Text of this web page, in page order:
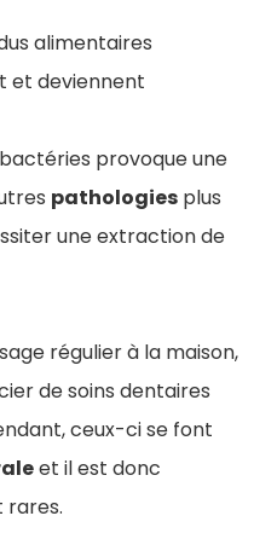
alimentaires
et deviennent
provoque une
pathologies plus
une extraction de
régulier à la maison,
de soins dentaires
ceux-ci se font
et il est donc
rares.